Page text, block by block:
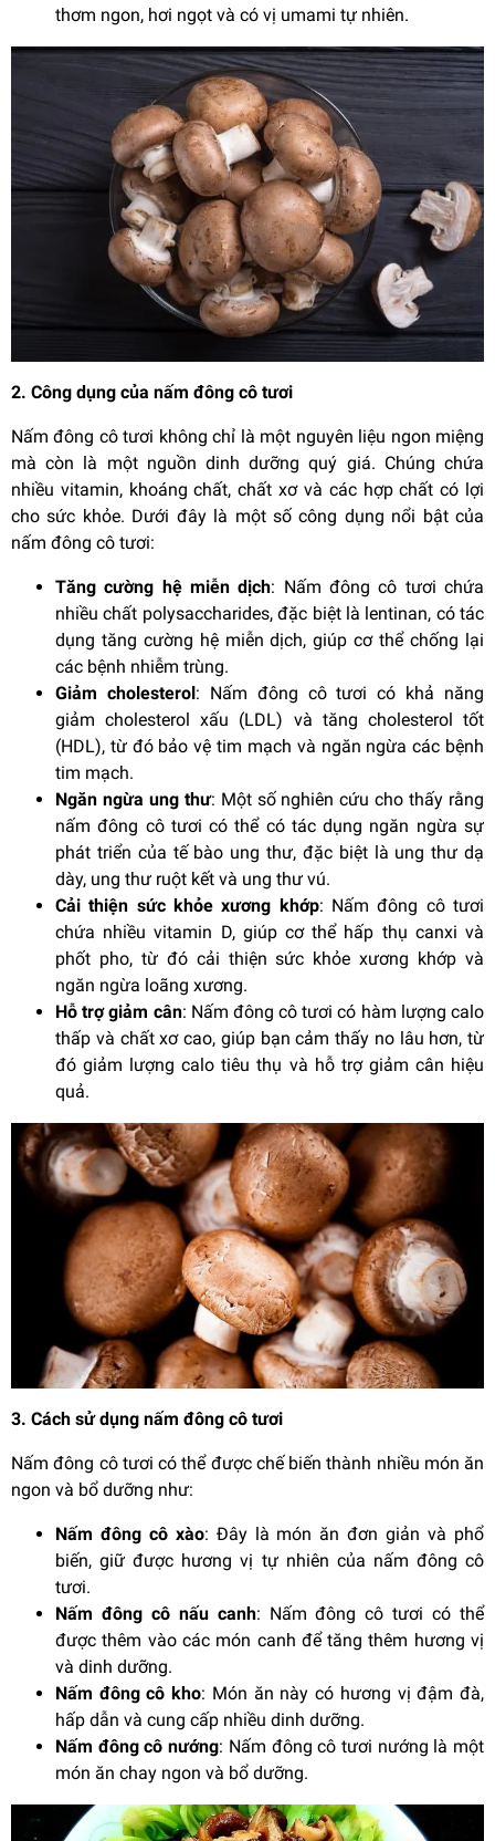
thơm ngon, hơi ngọt và có vị umami tự nhiên.
2. Công dụng của nấm đông cô tươi
Nấm đông cô tươi không chỉ là một nguyên liệu ngon miệng
mà còn là một nguồn dinh dưỡng quý giá. Chúng chứa
nhiều vitamin, khoáng chất, chất xơ và các hợp chất có lợi
cho sức khỏe. Dưới đây là một số công dụng nổi bật của
nấm đông cô tươi:
Tăng cường hệ miễn dịch: Nấm đông cô tươi chứa
nhiều chất polysaccharides, đặc biệt là lentinan, có tác
dụng tăng cường hệ miễn dịch, giúp cơ thể chống lại
các bệnh nhiễm trùng.
Giảm cholesterol: Nấm đông cô tươi có khả năng
giảm cholesterol xấu (LDL) và tăng cholesterol tốt
(HDL), từ đó bảo vệ tim mạch và ngăn ngừa các bệnh
tim mạch.
Ngăn ngừa ung thư: Một số nghiên cứu cho thấy rằng
nấm đông cô tươi có thể có tác dụng ngăn ngừa sự
phát triển của tế bào ung thư, đặc biệt là ung thư dạ
dày, ung thư ruột kết và ung thư vú.
Cải thiện sức khỏe xương khớp: Nấm đông cô tươi
chứa nhiều vitamin D, giúp cơ thể hấp thụ canxi và
phốt pho, từ đó cải thiện sức khỏe xương khớp và
ngăn ngừa loãng xương.
Hỗ trợ giảm cân: Nấm đông cô tươi có hàm lượng calo
thấp và chất xơ cao, giúp bạn cảm thấy no lâu hơn, từ
đó giảm lượng calo tiêu thụ và hỗ trợ giảm cân hiệu
quả.
3. Cách sử dụng nấm đông cô tươi
Nấm đông cô tươi có thể được chế biến thành nhiều món ăn
ngon và bổ dưỡng như:
Nấm đông cô xào: Đây là món ăn đơn giản và phổ
biến, giữ được hương vị tự nhiên của nấm đông cô
tươi.
Nấm đông cô nấu canh: Nấm đông cô tươi có thể
được thêm vào các món canh để tăng thêm hương vị
và dinh dưỡng.
Nấm đông cô kho: Món ăn này có hương vị đậm đà,
hấp dẫn và cung cấp nhiều dinh dưỡng.
Nấm đông cô nướng: Nấm đông cô tươi nướng là một
món ăn chay ngon và bổ dưỡng.